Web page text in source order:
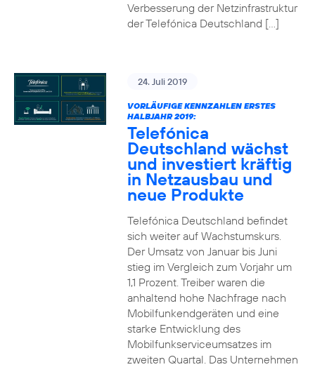
Verbesserung der Netzinfrastruktur
der Telefónica Deutschland […]
24. Juli 2019
VORLÄUFIGE KENNZAHLEN ERSTES
HALBJAHR 2019:
Telefónica
Deutschland wächst
und investiert kräftig
in Netzausbau und
neue Produkte
Telefónica Deutschland befindet
sich weiter auf Wachstumskurs.
Der Umsatz von Januar bis Juni
stieg im Vergleich zum Vorjahr um
1,1 Prozent. Treiber waren die
anhaltend hohe Nachfrage nach
Mobilfunkendgeräten und eine
starke Entwicklung des
Mobilfunkserviceumsatzes im
zweiten Quartal. Das Unternehmen